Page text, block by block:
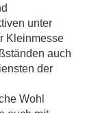
unter
Kleinmesse
auch
der
Wohl